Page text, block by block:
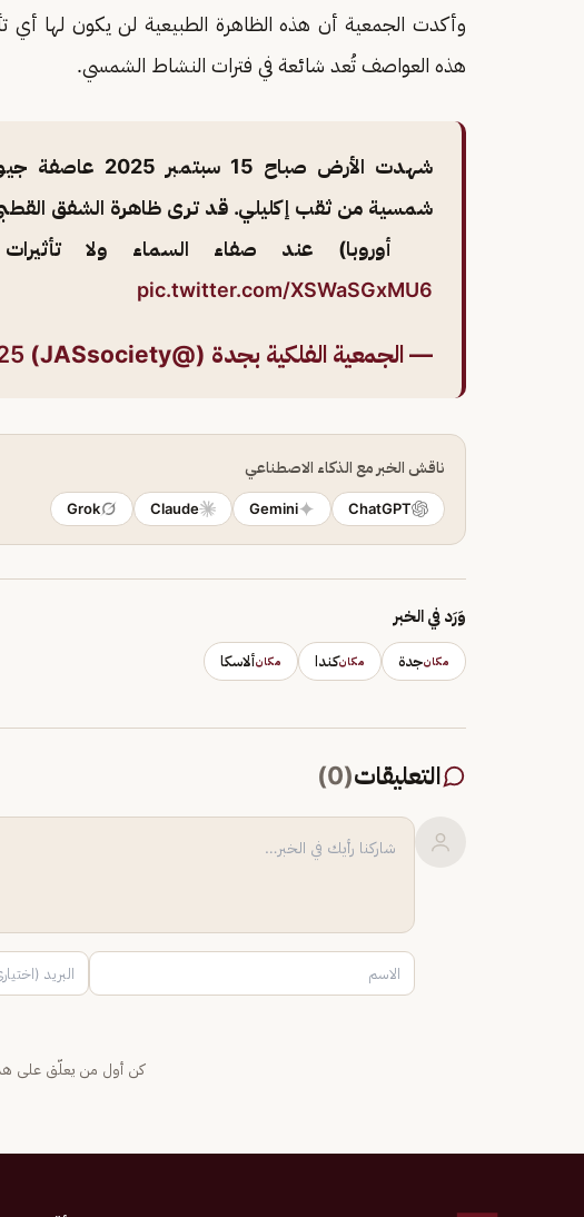
وأكدت الجمعية أن هذه الظاهرة الطبيعية لن يكون لها أي
هذه العواصف تُعد شائعة في فترات النشاط الشمسي.
شمسية من ثقب إكليلي. قد ترى ظاهرة الشفق
أوروبا) عند صفاء السماء ولا
pic.twitter.com/XSWaSGxMU6
— الجمعية الفلكية بجدة (@JASsociety)
ناقش الخبر مع الذكاء الاصطناعي
ChatGPT
Gemini
Claude
Grok
وَرَد في الخبر
مكانجدة مكانكندا مكانألاسكا
التعليقات(
0
)
كن أول من يعلّق على